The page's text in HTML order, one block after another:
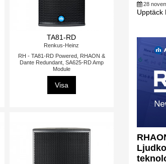
TA81-RD
Renkus-Heinz
RH - TA81-RD Powered, RHAON &
Dante Redundant, SA625-RD Amp
Module
Visa
28
Upptäck